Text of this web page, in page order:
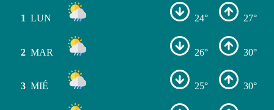
1 LUN 24° 27°
2 MAR 26° 30°
3 MIÉ 25° 30°